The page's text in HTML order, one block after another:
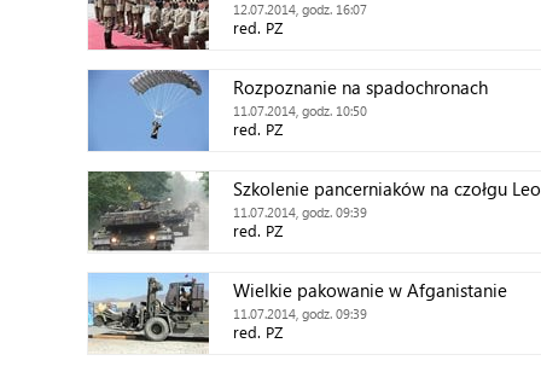
12.07.2014, godz. 16:07
red. PZ
Rozpoznanie na spadochronach
11.07.2014, godz. 10:50
red. PZ
Szkolenie pancerniaków na czołgu
11.07.2014, godz. 09:39
red. PZ
Wielkie pakowanie w Afganistanie
11.07.2014, godz. 09:39
red. PZ